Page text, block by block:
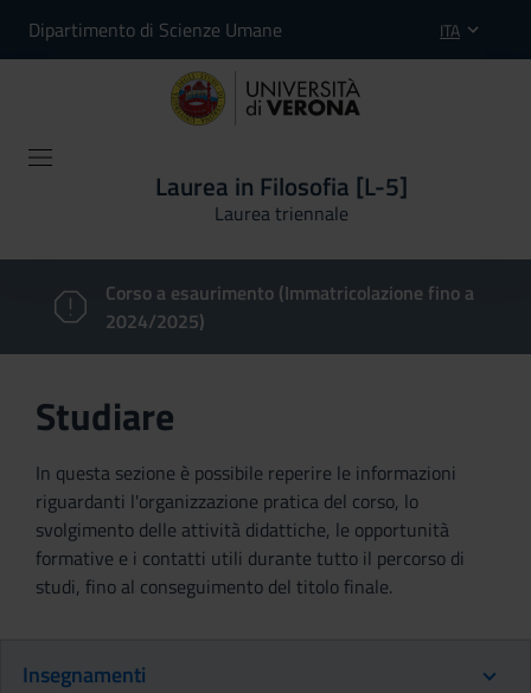
Dipartimento di Scienze Umane ITA
Laurea in Filosofia [L-5]
Laurea triennale
Corso a esaurimento (Immatricolazione fino a
2024/2025)
Studiare
In questa sezione è possibile reperire le informazioni
riguardanti l'organizzazione pratica del corso, lo
svolgimento delle attività didattiche, le opportunità
formative e i contatti utili durante tutto il percorso di
studi, fino al conseguimento del titolo finale.
Insegnamenti